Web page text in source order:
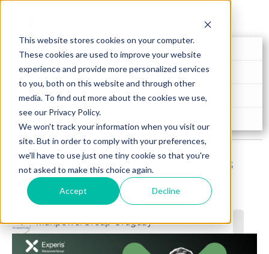
This website stores cookies on your computer.
These cookies are used to improve your website
experience and provide more personalized services
to you, both on this website and through other
media. To find out more about the cookies we use,
see our Privacy Policy.
We won't track your information when you visit our
site. But in order to comply with your preferences,
we'll have to use just one tiny cookie so that you're
not asked to make this choice again.
Accept Decline
Menu Item 2
Menu Item 3
Menu Item 4
PRINCIPALES DESAFÍOS DE LOS CIOS
3 min de lectura
Publicado el 14/05/25
ManpowerGroup Uruguay